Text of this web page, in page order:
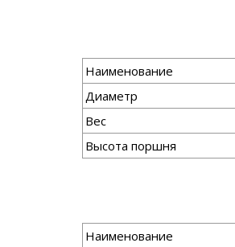
Наименование
Диаметр
Вес
Высота поршня
Наименование